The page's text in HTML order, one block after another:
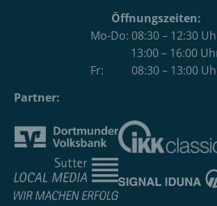
Öffnungszeiten:
Mo-Do: 08:30 – 12:30
13:00 – 16:00
Fr: 08:30 – 13:00
Partner: